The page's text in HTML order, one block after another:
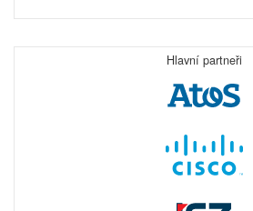
Hlavní partneři